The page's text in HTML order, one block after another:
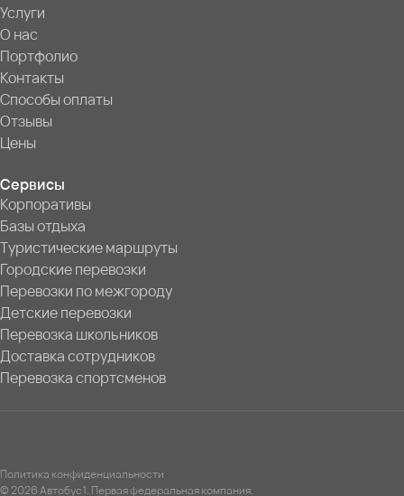
Услуги
О нас
Портфолио
Контакты
Способы оплаты
Отзывы
Цены
Сервисы
Корпоративы
Базы отдыха
Туристические маршруты
Городские перевозки
Перевозки по межгороду
Детские перевозки
Перевозка школьников
Доставка сотрудников
Перевозка спортсменов
Политика конфиденциальности
© 2026 Автобус1. Первая федеральная компания.